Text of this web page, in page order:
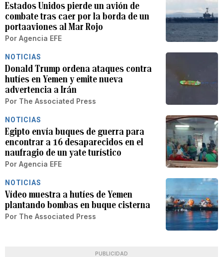
Estados Unidos pierde un avión de
combate tras caer por la borda de un
portaaviones al Mar Rojo
Por Agencia EFE
NOTICIAS
Donald Trump ordena ataques contra
hutíes en Yemen y emite nueva
advertencia a Irán
Por The Associated Press
NOTICIAS
Egipto envía buques de guerra para
encontrar a 16 desaparecidos en el
naufragio de un yate turístico
Por Agencia EFE
NOTICIAS
Vídeo muestra a hutíes de Yemen
plantando bombas en buque cisterna
Por The Associated Press
PUBLICIDAD